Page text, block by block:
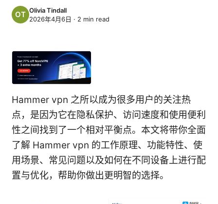
Olivia Tindall
2026年4月6日 · 2 min read
Hammer vpn 之所以成为很多用户的关注热
点，是因为它在隐私保护、访问速度和使用便利
性之间找到了一个相对平衡点。本文将带你全面
了解 Hammer vpn 的工作原理、功能特性、使
用场景、常见问题以及如何在不同设备上进行配
置与优化，帮助你做出更明智的选择。